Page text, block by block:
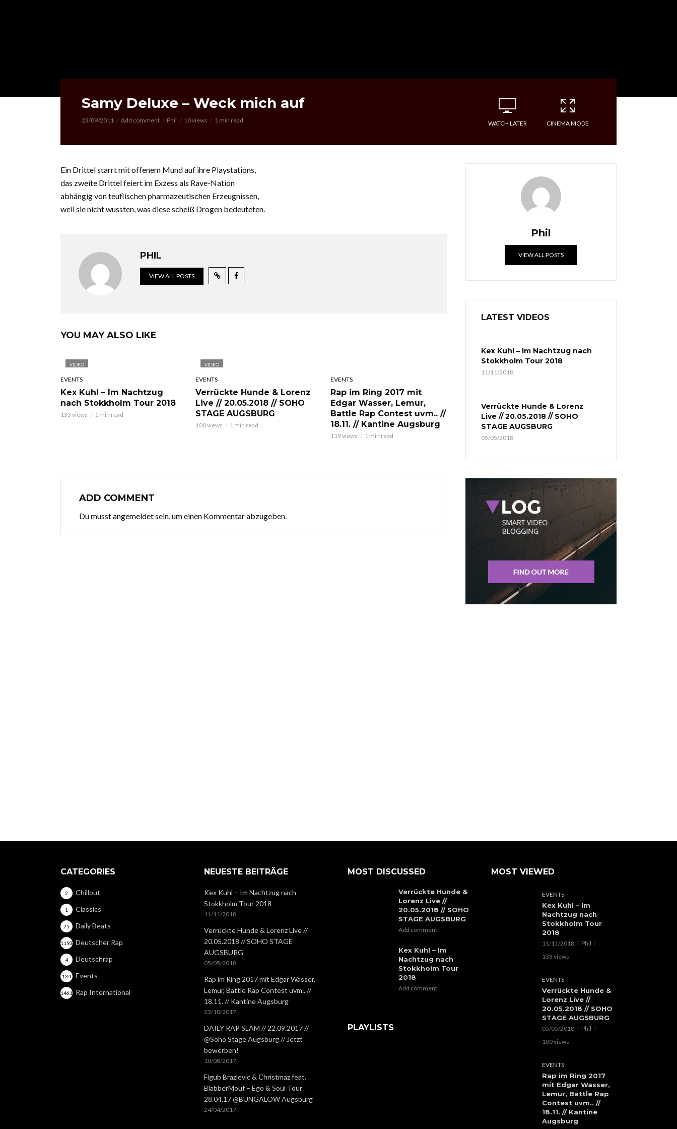
Samy Deluxe – Weck mich auf
23/09/2011 Add comment Phil 10 views 1 min read WATCH LATER CINEMA MODE
Ein Drittel starrt mit offenem Mund auf ihre Playstations,
das zweite Drittel feiert im Exzess als Rave-Nation
abhängig von teuflischen pharmazeutischen Erzeugnissen,
weil sie nicht wussten, was diese scheiß Drogen bedeuteten.
PHIL
VIEW ALL POSTS
YOU MAY ALSO LIKE
VIDEO
EVENTS
Kex Kuhl – Im Nachtzug
nach Stokkholm Tour 2018
133 views 1 min read
VIDEO
EVENTS
Verrückte Hunde & Lorenz
Live // 20.05.2018 // SOHO
STAGE AUGSBURG
100 views 1 min read
EVENTS
Rap im Ring 2017 mit
Edgar Wasser, Lemur,
Battle Rap Contest uvm.. //
18.11. // Kantine Augsburg
119 views 1 min read
ADD COMMENT
Du musstangemeldetsein, um einen Kommentar abzugeben.
Phil
VIEW ALL POSTS
LATEST VIDEOS
Kex Kuhl – Im Nachtzug nach
Stokkholm Tour 2018
11/11/2018
Verrückte Hunde & Lorenz
Live // 20.05.2018 // SOHO
STAGE AUGSBURG
05/05/2018
CATEGORIES
Chillout
2
Classics
1
Daily Beats
75
Deutscher Rap
1193
Deutschrap
4
Events
134
Rap International
1461
NEUESTE BEITRÄGE
Kex Kuhl – Im Nachtzug nach
Stokkholm Tour 2018
11/11/2018
Verrückte Hunde & Lorenz Live //
20.05.2018 // SOHO STAGE
AUGSBURG
05/05/2018
Rap im Ring 2017 mit Edgar Wasser,
Lemur, Battle Rap Contest uvm.. //
18.11. // Kantine Augsburg
23/10/2017
DAILY RAP SLAM // 22.09.2017 //
@Soho Stage Augsburg // Jetzt
bewerben!
10/08/2017
Figub Brazlevic & Christmaz feat.
BlabberMouf – Ego & Soul Tour
28.04.17 @BUNGALOW Augsburg
24/04/2017
MOST DISCUSSED
Verrückte Hunde &
Lorenz Live //
20.05.2018 // SOHO
STAGE AUGSBURG
Add comment
Kex Kuhl – Im
Nachtzug nach
Stokkholm Tour
2018
Add comment
PLAYLISTS
MOST VIEWED
EVENTS
Kex Kuhl – Im
Nachtzug nach
Stokkholm Tour
2018
11/11/2018
Phil
133 views
EVENTS
Verrückte Hunde &
Lorenz Live //
20.05.2018 // SOHO
STAGE AUGSBURG
05/05/2018
Phil
100 views
EVENTS
Rap im Ring 2017
mit Edgar Wasser,
Lemur, Battle Rap
Contest uvm.. //
18.11. // Kantine
Augsburg